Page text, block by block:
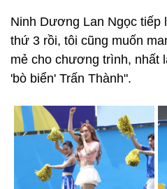
Ninh Dương Lan Ngọc tiếp
thứ 3 rồi, tôi cũng muốn
mẻ cho chương trình, nhất
'bò biển' Trấn Thành".